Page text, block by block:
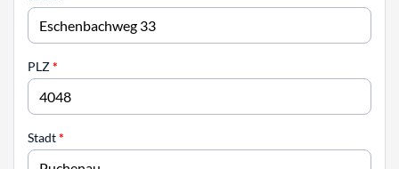
PLZ*
Stadt*